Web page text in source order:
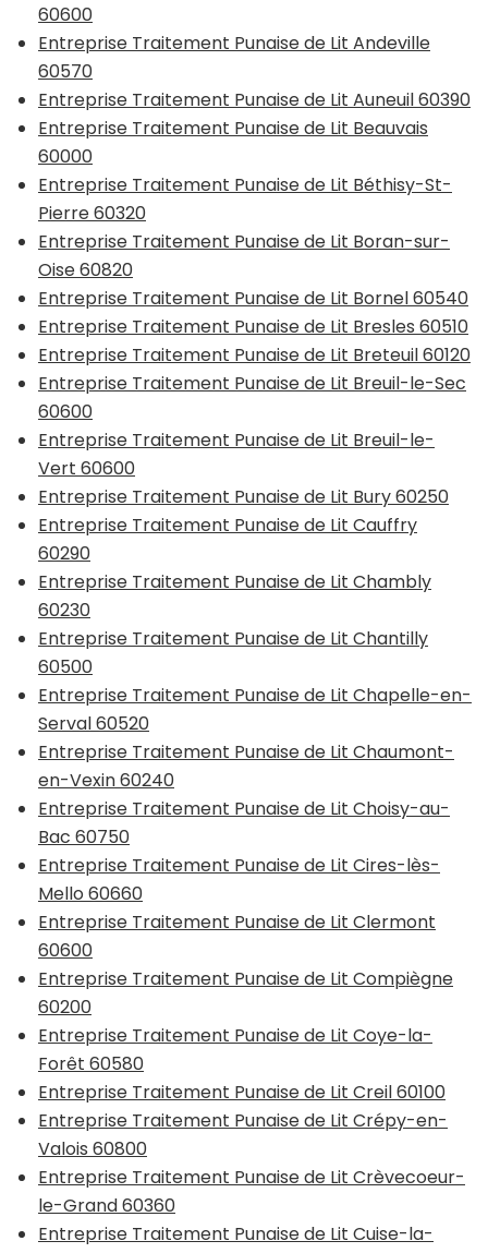
60600
Entreprise Traitement Punaise de Lit Andeville
60570
Entreprise Traitement Punaise de Lit Auneuil 60390
Entreprise Traitement Punaise de Lit Beauvais
60000
Entreprise Traitement Punaise de Lit Béthisy-St-
Pierre 60320
Entreprise Traitement Punaise de Lit Boran-sur-
Oise 60820
Entreprise Traitement Punaise de Lit Bornel 60540
Entreprise Traitement Punaise de Lit Bresles 60510
Entreprise Traitement Punaise de Lit Breteuil 60120
Entreprise Traitement Punaise de Lit Breuil-le-Sec
60600
Entreprise Traitement Punaise de Lit Breuil-le-
Vert 60600
Entreprise Traitement Punaise de Lit Bury 60250
Entreprise Traitement Punaise de Lit Cauffry
60290
Entreprise Traitement Punaise de Lit Chambly
60230
Entreprise Traitement Punaise de Lit Chantilly
60500
Entreprise Traitement Punaise de Lit Chapelle-en-
Serval 60520
Entreprise Traitement Punaise de Lit Chaumont-
en-Vexin 60240
Entreprise Traitement Punaise de Lit Choisy-au-
Bac 60750
Entreprise Traitement Punaise de Lit Cires-lès-
Mello 60660
Entreprise Traitement Punaise de Lit Clermont
60600
Entreprise Traitement Punaise de Lit Compiègne
60200
Entreprise Traitement Punaise de Lit Coye-la-
Forêt 60580
Entreprise Traitement Punaise de Lit Creil 60100
Entreprise Traitement Punaise de Lit Crépy-en-
Valois 60800
Entreprise Traitement Punaise de Lit Crèvecoeur-
le-Grand 60360
Entreprise Traitement Punaise de Lit Cuise-la-